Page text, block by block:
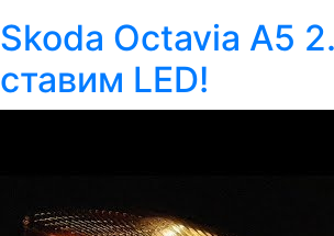
Skoda Octavia A5
ставим LED!